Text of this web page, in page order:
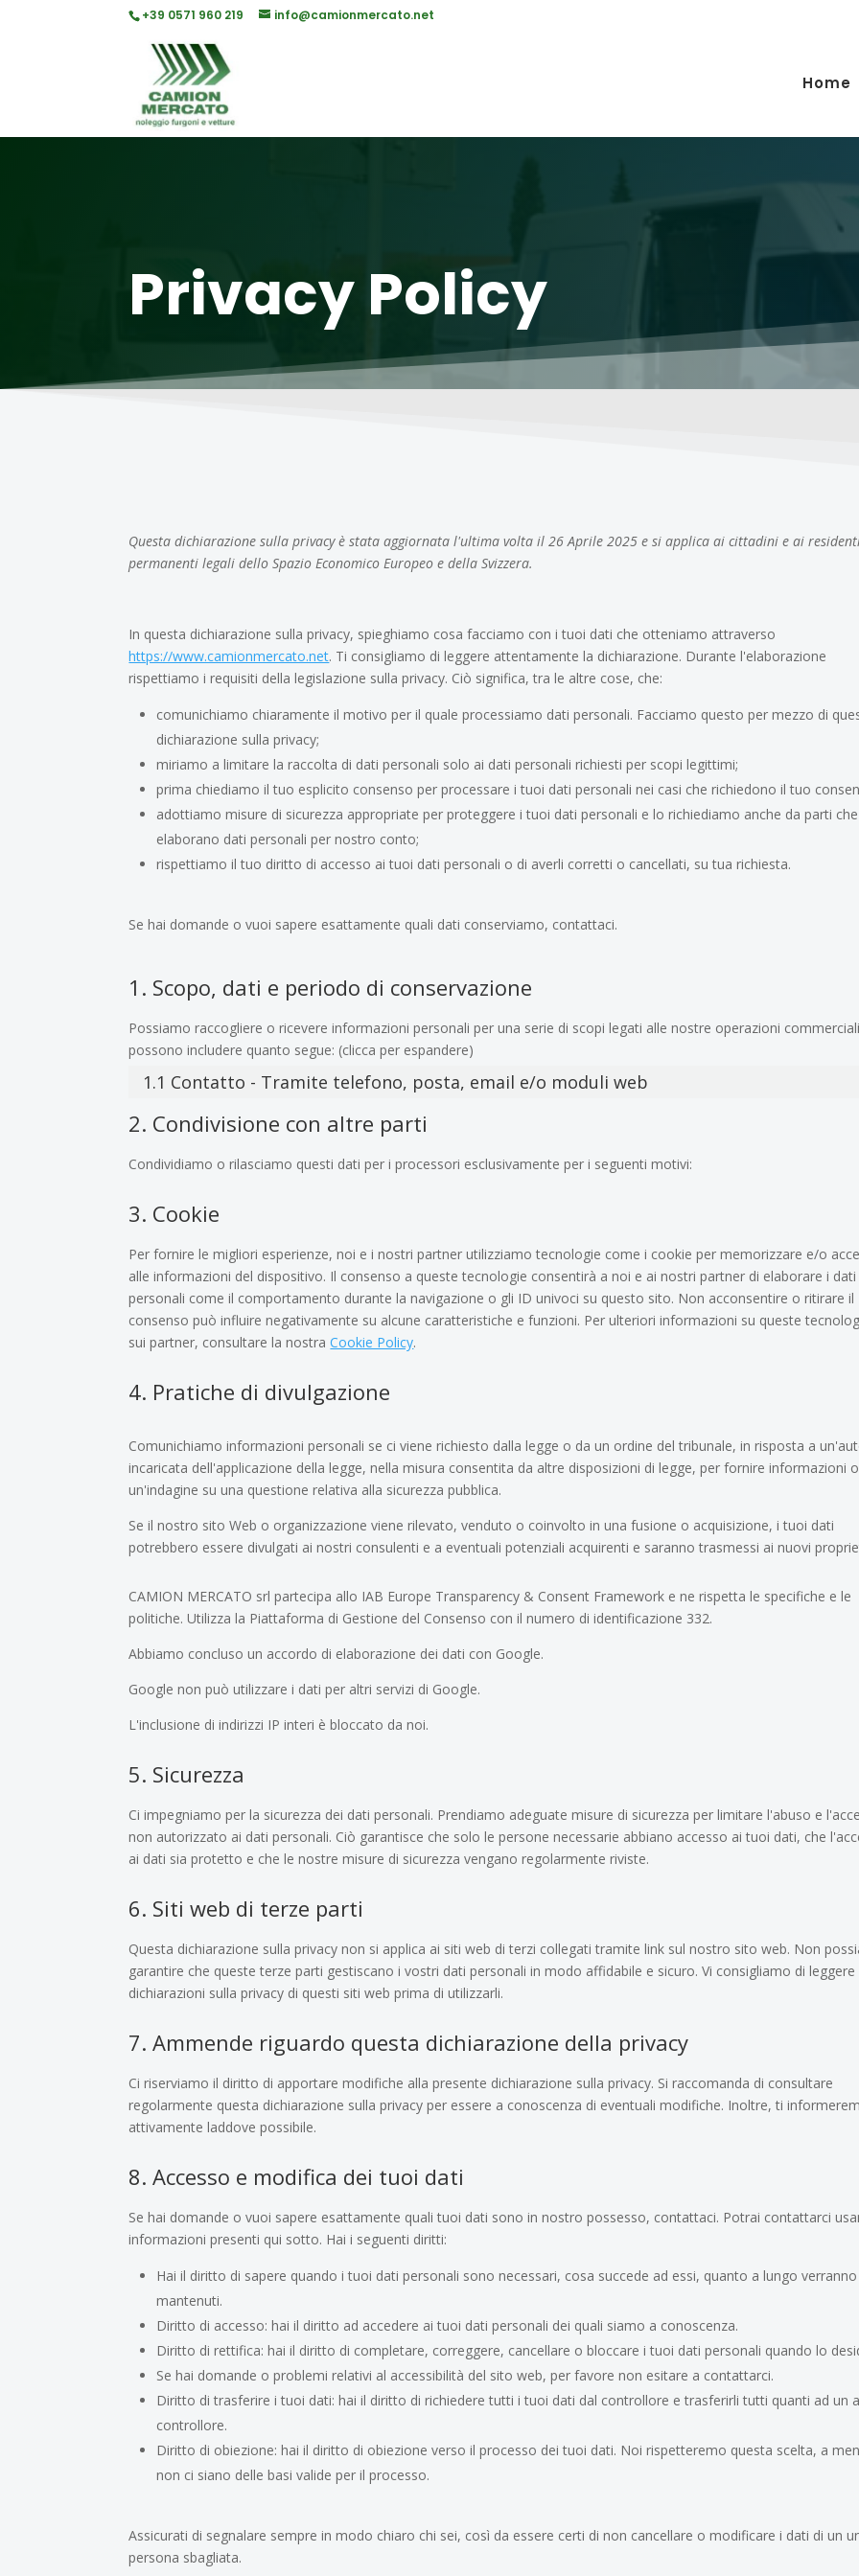
+39 0571 960 219 info@camionmercato.net
Home
Privacy Policy
Questa dichiarazione sulla privacy è stata aggiornata l'ultima volta il 26 Aprile 2025 e si applica ai cittadini e ai
permanenti legali dello Spazio Economico Europeo e della Svizzera.
In questa dichiarazione sulla privacy, spieghiamo cosa facciamo con i tuoi dati che otteniamo attraverso
https://www.camionmercato.net. Ti consigliamo di leggere attentamente la dichiarazione. Durante l'elaborazione
rispettiamo i requisiti della legislazione sulla privacy. Ciò significa, tra le altre cose, che:
comunichiamo chiaramente il motivo per il quale processiamo dati personali. Facciamo questo per mezzo di
dichiarazione sulla privacy;
miriamo a limitare la raccolta di dati personali solo ai dati personali richiesti per scopi legittimi;
prima chiediamo il tuo esplicito consenso per processare i tuoi dati personali nei casi che richiedono il tuo
adottiamo misure di sicurezza appropriate per proteggere i tuoi dati personali e lo richiediamo anche da parti che
elaborano dati personali per nostro conto;
rispettiamo il tuo diritto di accesso ai tuoi dati personali o di averli corretti o cancellati, su tua richiesta.
Se hai domande o vuoi sapere esattamente quali dati conserviamo, contattaci.
1. Scopo, dati e periodo di conservazione
Possiamo raccogliere o ricevere informazioni personali per una serie di scopi legati alle nostre operazioni
possono includere quanto segue: (clicca per espandere)
1.1 Contatto - Tramite telefono, posta, email e/o moduli web
2. Condivisione con altre parti
Condividiamo o rilasciamo questi dati per i processori esclusivamente per i seguenti motivi:
3. Cookie
Per fornire le migliori esperienze, noi e i nostri partner utilizziamo tecnologie come i cookie per memorizzare e/o
alle informazioni del dispositivo. Il consenso a queste tecnologie consentirà a noi e ai nostri partner di elaborare i dati
personali come il comportamento durante la navigazione o gli ID univoci su questo sito. Non acconsentire o ritirare il
consenso può influire negativamente su alcune caratteristiche e funzioni. Per ulteriori informazioni su queste
sui partner, consultare la nostraCookie Policy.
4. Pratiche di divulgazione
Comunichiamo informazioni personali se ci viene richiesto dalla legge o da un ordine del tribunale, in risposta a
incaricata dell'applicazione della legge, nella misura consentita da altre disposizioni di legge, per fornire informazioni
un'indagine su una questione relativa alla sicurezza pubblica.
Se il nostro sito Web o organizzazione viene rilevato, venduto o coinvolto in una fusione o acquisizione, i tuoi dati
potrebbero essere divulgati ai nostri consulenti e a eventuali potenziali acquirenti e saranno trasmessi ai nuovi
CAMION MERCATO srl partecipa allo IAB Europe Transparency & Consent Framework e ne rispetta le specifiche e le
politiche. Utilizza la Piattaforma di Gestione del Consenso con il numero di identificazione 332.
Abbiamo concluso un accordo di elaborazione dei dati con Google.
Google non può utilizzare i dati per altri servizi di Google.
L'inclusione di indirizzi IP interi è bloccato da noi.
5. Sicurezza
Ci impegniamo per la sicurezza dei dati personali. Prendiamo adeguate misure di sicurezza per limitare l'abuso e
non autorizzato ai dati personali. Ciò garantisce che solo le persone necessarie abbiano accesso ai tuoi dati, che
ai dati sia protetto e che le nostre misure di sicurezza vengano regolarmente riviste.
6. Siti web di terze parti
Questa dichiarazione sulla privacy non si applica ai siti web di terzi collegati tramite link sul nostro sito web. Non
garantire che queste terze parti gestiscano i vostri dati personali in modo affidabile e sicuro. Vi consigliamo di leggere
dichiarazioni sulla privacy di questi siti web prima di utilizzarli.
7. Ammende riguardo questa dichiarazione della privacy
Ci riserviamo il diritto di apportare modifiche alla presente dichiarazione sulla privacy. Si raccomanda di consultare
regolarmente questa dichiarazione sulla privacy per essere a conoscenza di eventuali modifiche. Inoltre, ti
attivamente laddove possibile.
8. Accesso e modifica dei tuoi dati
Se hai domande o vuoi sapere esattamente quali tuoi dati sono in nostro possesso, contattaci. Potrai contattarci
informazioni presenti qui sotto. Hai i seguenti diritti:
Hai il diritto di sapere quando i tuoi dati personali sono necessari, cosa succede ad essi, quanto a lungo verranno
mantenuti.
Diritto di accesso: hai il diritto ad accedere ai tuoi dati personali dei quali siamo a conoscenza.
Diritto di rettifica: hai il diritto di completare, correggere, cancellare o bloccare i tuoi dati personali quando lo
Se hai domande o problemi relativi al accessibilità del sito web, per favore non esitare a contattarci.
Diritto di trasferire i tuoi dati: hai il diritto di richiedere tutti i tuoi dati dal controllore e trasferirli tutti quanti ad un
controllore.
Diritto di obiezione: hai il diritto di obiezione verso il processo dei tuoi dati. Noi rispetteremo questa scelta, a
non ci siano delle basi valide per il processo.
Assicurati di segnalare sempre in modo chiaro chi sei, così da essere certi di non cancellare o modificare i dati di un
persona sbagliata.